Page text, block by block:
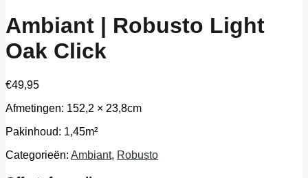
Ambiant | Robusto Light
Oak Click
€49,95
Afmetingen: 152,2 × 23,8cm
Pakinhoud: 1,45m²
Categorieën: Ambiant, Robusto